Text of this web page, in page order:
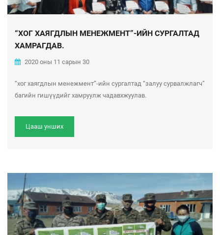
“ХОГ ХАЯГДЛЫН МЕНЕЖМЕНТ”-ИЙН СУРГАЛТАД
ХАМРАГДАВ.
2020 оны 11 сарын 30
“хог хаягдлын менежмент”-ийн сургалтад “залуу сурвалжлагч”
багийн гишүүдийг хамруулж чадавхжуулав.
Цааш унших